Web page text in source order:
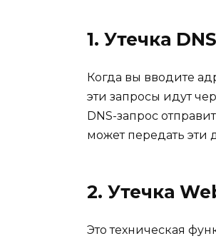
1. Утечка
Когда вы вводите
эти запросы идут
DNS-запрос
может передать эти
2. Утечка
Это техническая